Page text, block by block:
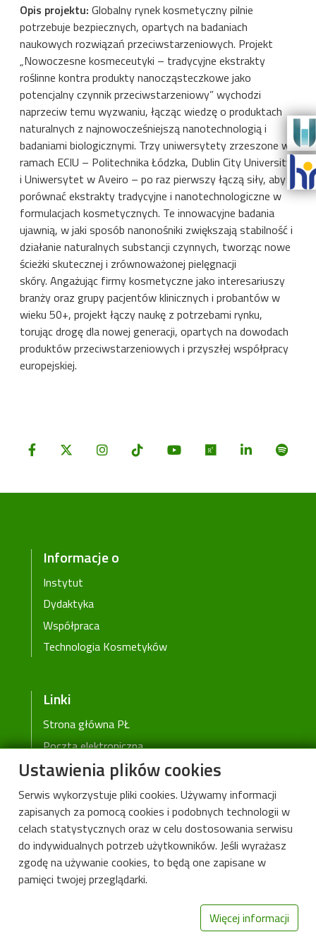
Opis projektu: Globalny rynek kosmetyczny pilnie
potrzebuje bezpiecznych, opartych na badaniach
naukowych rozwiązań przeciwstarzeniowych. Projekt
„Nowoczesne kosmeceutyki – tradycyjne ekstrakty
roślinne kontra produkty nanocząsteczkowe jako
potencjalny czynnik przeciwstarzeniowy” wychodzi
naprzeciw temu wyzwaniu, łącząc wiedzę o produktach
naturalnych z najnowocześniejszą nanotechnologią i
badaniami biologicznymi. Trzy uniwersytety zrzeszone w
ramach ECIU – Politechnika Łódzka, Dublin City University
i Uniwersytet w Aveiro – po raz pierwszy łączą siły, aby
porównać ekstrakty tradycyjne i nanotechnologiczne w
formulacjach kosmetycznych. Te innowacyjne badania
ujawnią, w jaki sposób nanonośniki zwiększają stabilność i
działanie naturalnych substancji czynnych, tworząc nowe
ścieżki skutecznej i zrównoważonej pielęgnacji
skóry. Angażując firmy kosmetyczne jako interesariuszy
branży oraz grupy pacjentów klinicznych i probantów w
wieku 50+, projekt łączy naukę z potrzebami rynku,
torując drogę dla nowej generacji, opartych na dowodach
produktów przeciwstarzeniowych i przyszłej współpracy
europejskiej.
Informacje o
Instytut
Dydaktyka
Współpraca
Technologia Kosmetyków
Linki
Strona główna PŁ
Poczta elektroniczna
Wikamp
Web Dziekanat
Biblioteka PŁ
Rekrutacja PŁ
Deklaracja dostępności cyfrowej
Ustawienia plików cookies
Serwis wykorzystuje pliki cookies. Używamy informacji
zapisanych za pomocą cookies i podobnych technologii w
celach statystycznych oraz w celu dostosowania serwisu
do indywidualnych potrzeb użytkowników. Jeśli wyrażasz
zgodę na używanie cookies, to będą one zapisane w
pamięci twojej przeglądarki.
Więcej informacji